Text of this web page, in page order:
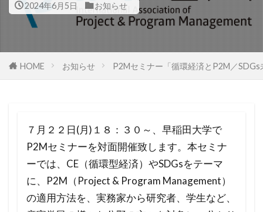
2024年6月5日 お知らせ
HOME お知らせ P2Mセミナー「循環経済とP2M／
７月２２日(月)１８：３０～、早稲田大学で
P2Mセミナーを対面開催致します。本セミナ
ーでは、CE（循環型経済）やSDGsをテーマ
に、P2M（Project & Program Management）
の適用方法を、実務家から研究者、学生など、